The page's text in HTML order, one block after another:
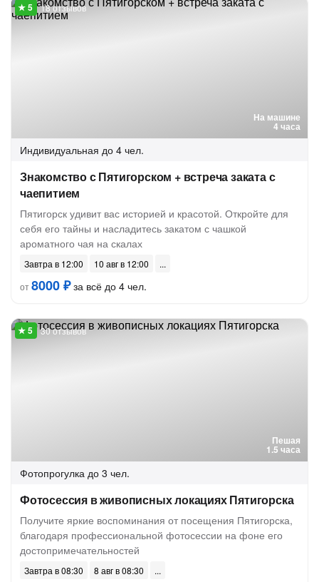
На машине
4 часа
18 отзывов
Индивидуальная до 4 чел.
Знакомство с Пятигорском + встреча заката с
чаепитием
Пятигорск удивит вас историей и красотой. Откройте для
себя его тайны и насладитесь закатом с чашкой
ароматного чая на скалах
Завтра в 12:00
10 авг в 12:00
от8000 ₽за всё до 4 чел.
Пешая
1.5 часа
30 отзывов
Фотопрогулка до 3 чел.
Фотосессия в живописных локациях Пятигорска
Получите яркие воспоминания от посещения Пятигорска,
благодаря профессиональной фотосессии на фоне его
достопримечательностей
Завтра в 08:30
8 авг в 08:30